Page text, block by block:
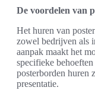
De voordelen van
Het huren van
zowel bedrijven als
aanpak maakt het
specifieke
posterborden huren
presentatie.